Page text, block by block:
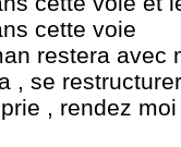
cette voie
restera avec
, se
, rendez